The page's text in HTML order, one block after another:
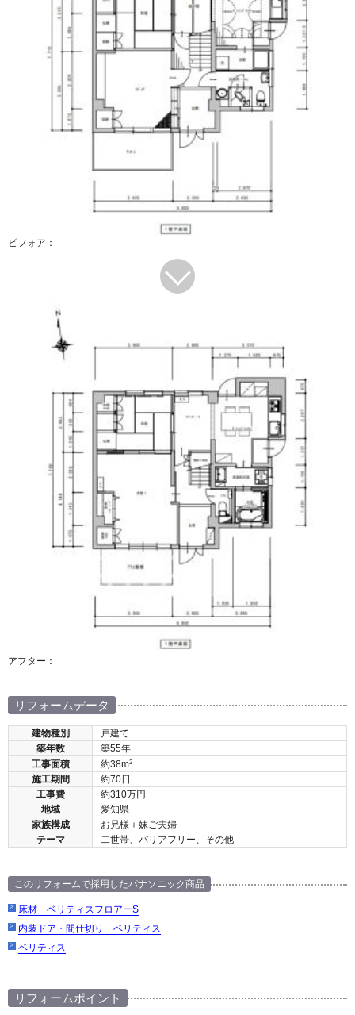
ビフォア：
アフター：
リフォームデータ
建物種別
戸建て
築年数
築55年
工事面積
約38m2
施工期間
約70日
工事費
約310万円
地域
愛知県
家族構成
お兄様＋妹ご夫婦
テーマ
二世帯、バリアフリー、その他
このリフォームで採用したパナソニック商品
床材 ベリティスフロアーS
内装ドア・間仕切り ベリティス
ベリティス
リフォームポイント